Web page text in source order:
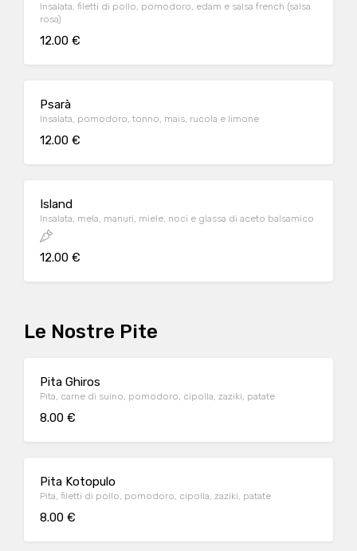
Insalata, filetti di pollo, pomodoro, edam e salsa french (salsa
rosa)
12.00 €
Psarà
Insalata, pomodoro, tonno, mais, rucola e limone
12.00 €
Island
Insalata, mela, manuri, miele, noci e glassa di aceto balsamico
12.00 €
Le Nostre Pite
Pita Ghiros
Pita, carne di suino, pomodoro, cipolla, zaziki, patate
8.00 €
Pita Kotopulo
Pita, filetti di pollo, pomodoro, cipolla, zaziki, patate
8.00 €